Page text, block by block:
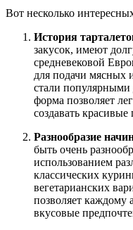
Вот несколько
История
закусок, имеют
средневековой
для подачи мясных
стали популярными
форма позволяет
создавать красивые
Разнообразие
быть очень
использованием
классических
вегетарианских
позволяет каждому
вкусовые